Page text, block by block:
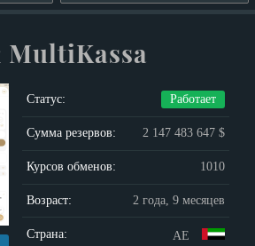
Статус: Работает
Сумма резервов: 2 147 483 647 $
Курсов обменов: 1010
Возраст: 2 года, 9 месяцев
Страна: AE